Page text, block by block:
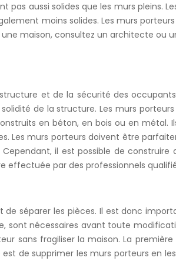
aussi solides que les murs pleins.
moins solides. Les murs
maison, consultez un architecte ou
et de la sécurité des
de la structure. Les murs
en béton, en bois ou en métal.
Les murs porteurs doivent être
il est possible de
effectuée par des professionnels
séparer les pièces. Il est donc
nécessaires avant toute
sans fragiliser la maison. La
de supprimer les murs porteurs en